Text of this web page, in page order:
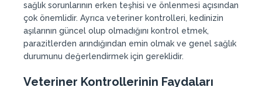
sağlık sorunlarının erken teşhisi ve önlenmesi açısından
çok önemlidir. Ayrıca veteriner kontrolleri, kedinizin
aşılarının güncel olup olmadığını kontrol etmek,
parazitlerden arındığından emin olmak ve genel sağlık
durumunu değerlendirmek için gereklidir.
Veteriner Kontrollerinin Faydaları